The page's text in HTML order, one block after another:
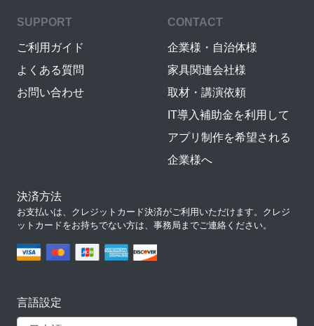
SUPPORT
ご利用ガイド
よくある質問
お問い合わせ
CONTACT
企業様・自治体様
家具関連会社様
取材・講演依頼
IT導入補助金を利用して
アプリ制作を希望される
企業様へ
決済方法
お支払いは、クレジットカード決済がご利用いただけます。クレジ
ットカードをお持ちでない方は、事務局までご連絡ください。
言語設定